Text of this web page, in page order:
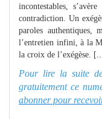
incontestables,
contradiction. Un
paroles authentiques,
l’entretien infini, à la
la croix de l’exégèse.
Pour lire la suite
gratuitement ce
abonner pour